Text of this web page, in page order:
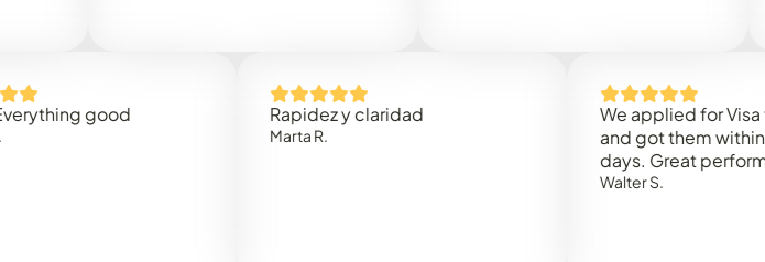
good Rapidez y claridad
We applied for Visa to
and got them within 3
days. Great performance!
Walter S.